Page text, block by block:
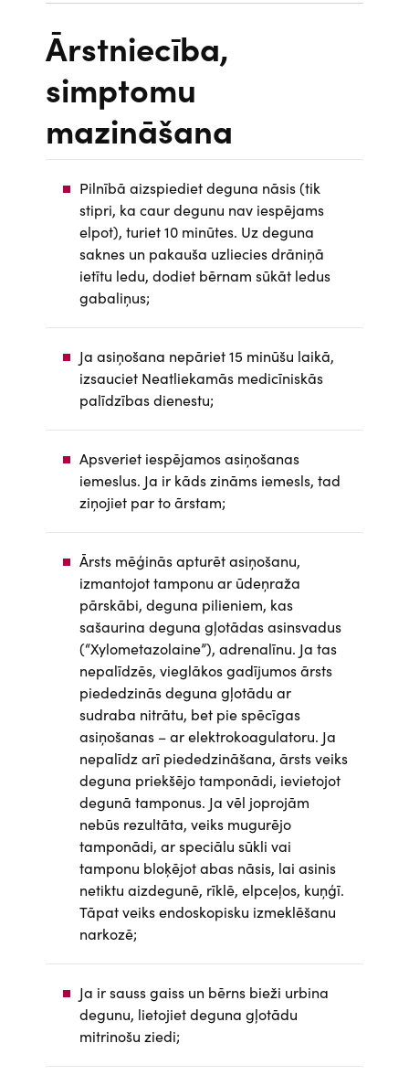
Ārstniecība,
simptomu
mazināšana
Pilnībā aizspiediet deguna nāsis (tik
stipri, ka caur degunu nav iespējams
elpot), turiet 10 minūtes. Uz deguna
saknes un pakauša uzliecies drāniņā
ietītu ledu, dodiet bērnam sūkāt ledus
gabaliņus;
Ja asiņošana nepāriet 15 minūšu laikā,
izsauciet Neatliekamās medicīniskās
palīdzības dienestu;
Apsveriet iespējamos asiņošanas
iemeslus. Ja ir kāds zināms iemesls, tad
ziņojiet par to ārstam;
Ārsts mēģinās apturēt asiņošanu,
izmantojot tamponu ar ūdeņraža
pārskābi, deguna pilieniem, kas
sašaurina deguna gļotādas asinsvadus
(“Xylometazolaine”), adrenalīnu. Ja tas
nepalīdzēs, vieglākos gadījumos ārsts
piededzinās deguna gļotādu ar
sudraba nitrātu, bet pie spēcīgas
asiņošanas – ar elektrokoagulatoru. Ja
nepalīdz arī piededzināšana, ārsts veiks
deguna priekšējo tamponādi, ievietojot
degunā tamponus. Ja vēl joprojām
nebūs rezultāta, veiks mugurējo
tamponādi, ar speciālu sūkli vai
tamponu bloķējot abas nāsis, lai asinis
netiktu aizdegunē, rīklē, elpceļos, kuņģī.
Tāpat veiks endoskopisku izmeklēšanu
narkozē;
Ja ir sauss gaiss un bērns bieži urbina
degunu, lietojiet deguna gļotādu
mitrinošu ziedi;